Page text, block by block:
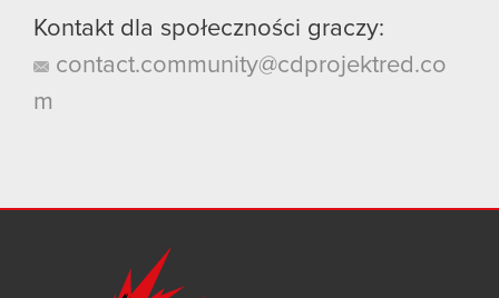
Kontakt dla społeczności graczy:
contact.community@cdprojektred.co
m